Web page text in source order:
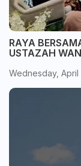
RAYA
USTAZAH
Wednesday, April